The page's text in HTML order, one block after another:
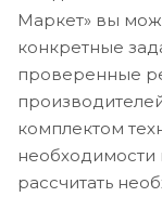
Маркет» вы
конкретные
проверенные
комплектом
необходимости
рассчитать